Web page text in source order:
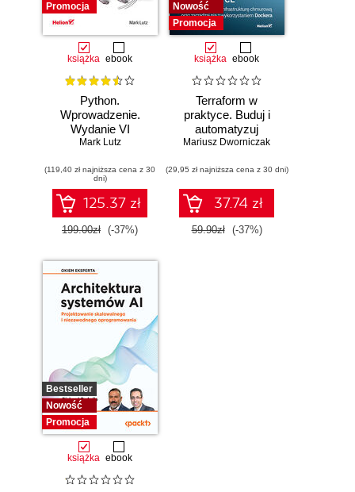
Promocja
książka ebook
Python.
Wprowadzenie.
Wydanie VI
Mark Lutz
(119,40 zł najniższa cena z 30
dni)
125.37 zł
199.00zł (-37%)
Nowość
Promocja
książka ebook
Terraform w
praktyce. Buduj i
automatyzuj
infrastrukturę
zarządzaj nią z
wykorzystaniem
Dockera
Mariusz Dworniczak
(29,95 zł najniższa cena z 30 dni)
37.74 zł
59.90zł (-37%)
Bestseller
Nowość
Promocja
książka ebook